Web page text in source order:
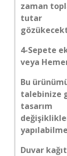
zaman
tutar
4-Sepete
veya
Bu
talebinize
tasarım
Duvar